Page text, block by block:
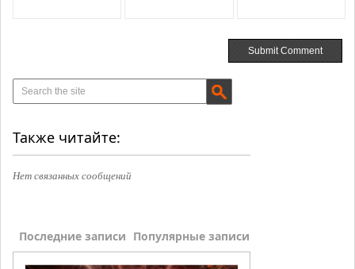
Также читайте:
Нет связанных сообщений
Последние записи Популярные записи